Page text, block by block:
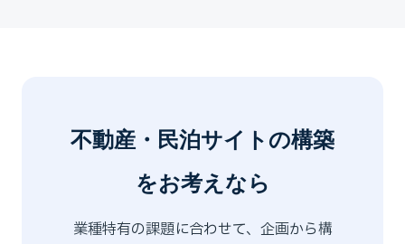
不動産・民泊サイトの構築
をお考えなら
業種特有の課題に合わせて、企画から構